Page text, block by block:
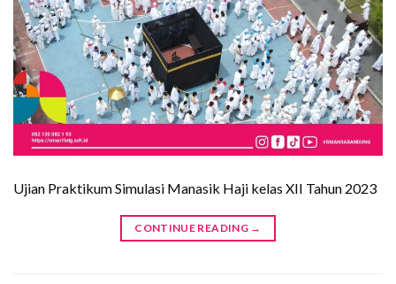
Ujian Praktikum Simulasi Manasik Haji kelas XII Tahun 2023
CONTINUE READING →